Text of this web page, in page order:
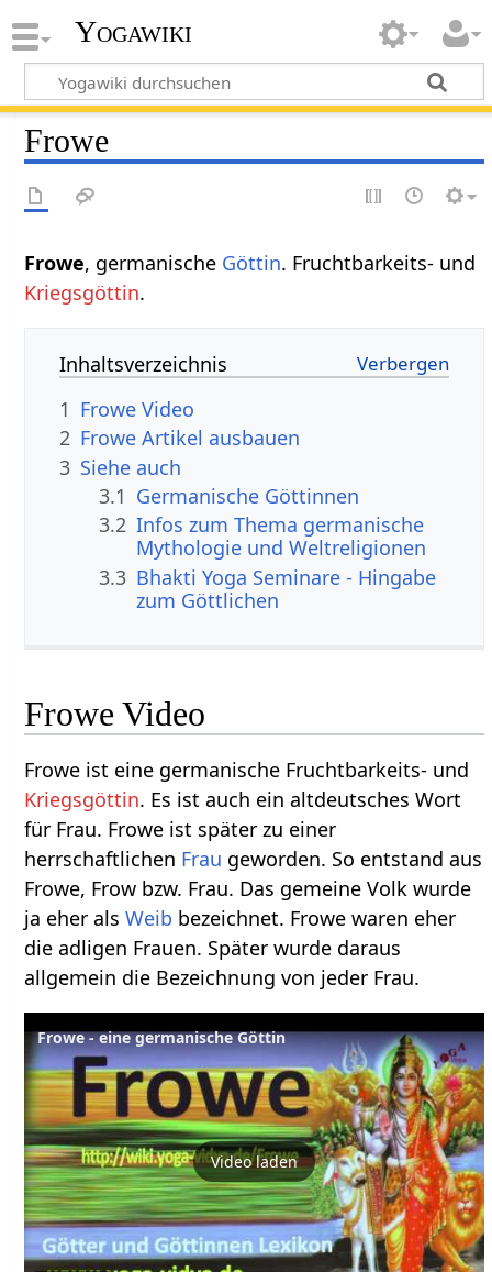
Yogawiki
Frowe
Frowe, germanische Göttin. Fruchtbarkeits- und
Kriegsgöttin.
Inhaltsverzeichnis
1 Frowe Video
2 Frowe Artikel ausbauen
3 Siehe auch
3.1 Germanische Göttinnen
3.2 Infos zum Thema germanische
Mythologie und Weltreligionen
3.3 Bhakti Yoga Seminare - Hingabe
zum Göttlichen
Frowe Video
Frowe ist eine germanische Fruchtbarkeits- und
Kriegsgöttin. Es ist auch ein altdeutsches Wort
für Frau. Frowe ist später zu einer
herrschaftlichen Frau geworden. So entstand aus
Frowe, Frow bzw. Frau. Das gemeine Volk wurde
ja eher alsWeib bezeichnet. Frowe waren eher
die adligen Frauen. Später wurde daraus
allgemein die Bezeichnung von jeder Frau.
Frowe - eine germanische Göttin
Video laden